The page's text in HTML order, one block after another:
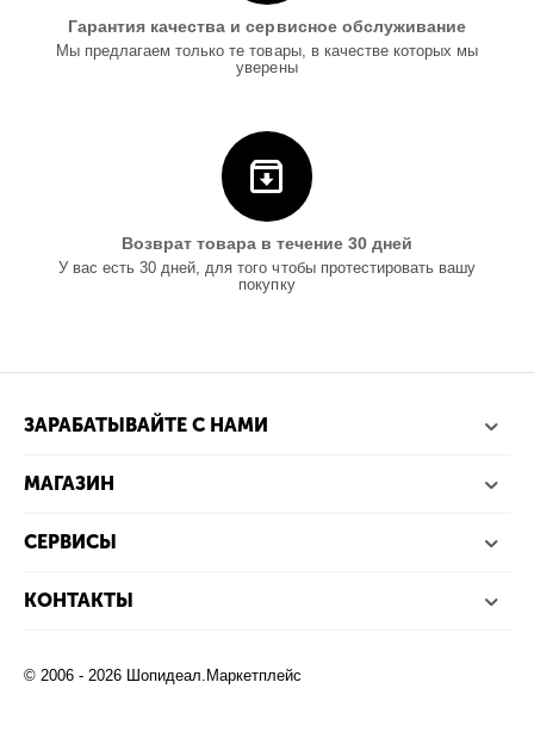
Гарантия качества и сервисное обслуживание
Мы предлагаем только те товары, в качестве которых мы
уверены
Возврат товара в течение 30 дней
У вас есть 30 дней, для того чтобы протестировать вашу
покупку
ЗАРАБАТЫВАЙТЕ С НАМИ
МАГАЗИН
СЕРВИСЫ
КОНТАКТЫ
© 2006 - 2026 Шопидеал.Маркетплейс